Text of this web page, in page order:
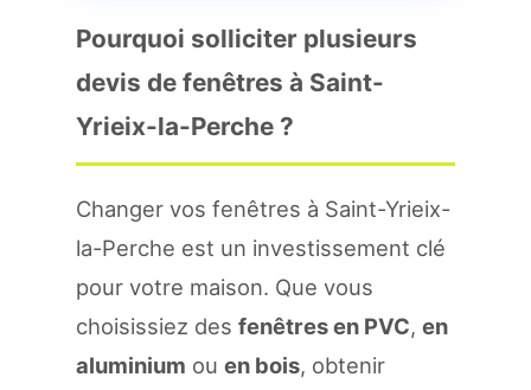
Pourquoi solliciter plusieurs
devis de fenêtres à Saint-
Yrieix-la-Perche ?
Changer vos fenêtres à Saint-Yrieix-
la-Perche est un investissement clé
pour votre maison. Que vous
choisissiez des fenêtres en PVC, en
aluminium ou en bois, obtenir